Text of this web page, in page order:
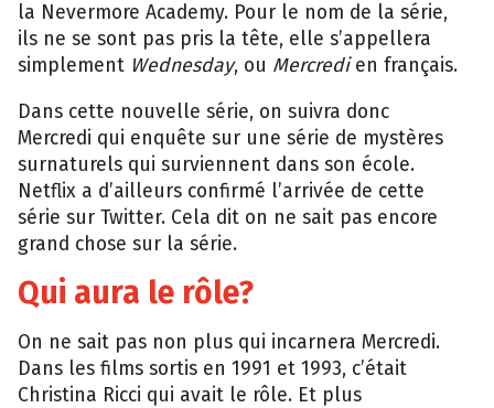
la Nevermore Academy. Pour le nom de la série,
ils ne se sont pas pris la tête, elle s’appellera
simplement Wednesday, ou Mercredien français.
Dans cette nouvelle série, on suivra donc
Mercredi qui enquête sur une série de mystères
surnaturels qui surviennent dans son école.
Netflix a d’ailleurs confirmé l’arrivée de cette
série sur Twitter. Cela dit on ne sait pas encore
grand chose sur la série.
Qui aura le rôle?
On ne sait pas non plus qui incarnera Mercredi.
Dans les films sortis en 1991 et 1993, c’était
Christina Ricci qui avait le rôle. Et plus